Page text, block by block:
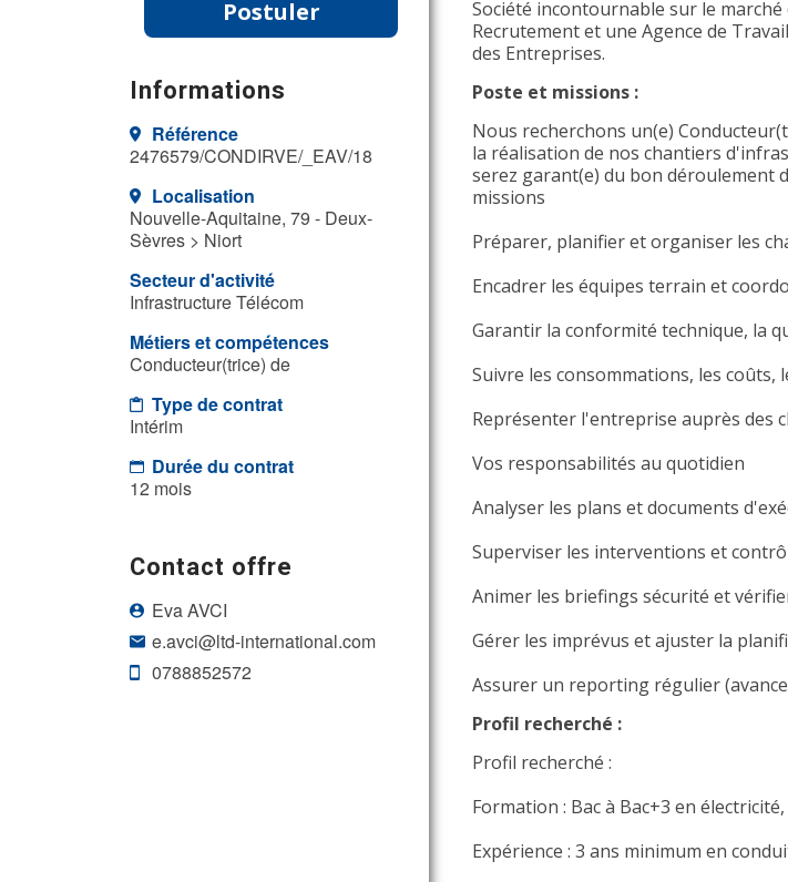
Postuler
Informations
Référence
2476579/CONDIRVE/_EAV/18
Localisation
Nouvelle-Aquitaine, 79 - Deux-
Sèvres > Niort
Secteur d'activité
Infrastructure Télécom
Métiers et compétences
Conducteur(trice) de
Type de contrat
Intérim
Durée du contrat
12 mois
Contact offre
Eva AVCI
e.avci@ltd-international.com
0788852572
Société incontournable sur le
Recrutement et une Agence de
des Entreprises.
Poste et missions :
Nous recherchons un(e)
la réalisation de nos chantiers
serez garant(e) du bon déroulement
missions
Préparer, planifier et organiser les
Encadrer les équipes terrain et
Garantir la conformité technique, la
Suivre les consommations, les
Représenter l'entreprise auprès des
Vos responsabilités au quotidien
Analyser les plans et documents
Superviser les interventions et
Animer les briefings sécurité et
Gérer les imprévus et ajuster la
Assurer un reporting régulier
Profil recherché :
Profil recherché :
Formation : Bac à Bac+3 en
Expérience : 3 ans minimum en